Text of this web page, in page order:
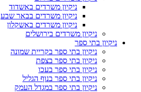
ניקיון משרדים באשדוד
ניקיון משרדים בבאר שבע
ניקיון משרדים באשקלון
ניקיון משרדים בירושלים
ניקיון בתי ספר
ניקיון בתי ספר בקריית שמונה
ניקיון בתי ספר בצפת
ניקיון בתי ספר בעכו
ניקיון בתי ספר בנוף הגליל
ניקיון בתי ספר במגדל העמק